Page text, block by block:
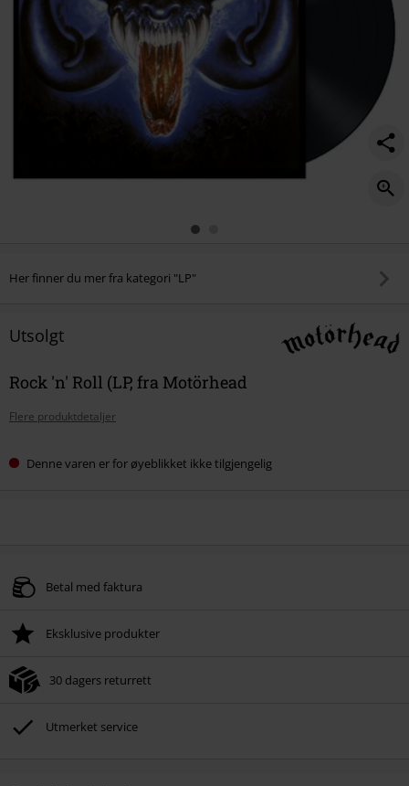
Her finner du mer fra kategori "LP"
Utsolgt
Rock 'n' Roll (LP, fra Motörhead
Flere produktdetaljer
Denne varen er for øyeblikket ikke tilgjengelig
Betal med faktura
Eksklusive produkter
30 dagers returrett
Utmerket service